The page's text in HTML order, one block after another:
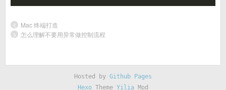
< Mac 终端打造
怎么理解不要用异常做控制流程
>
Hosted by Github Pages
Hexo Theme Yilia Mod